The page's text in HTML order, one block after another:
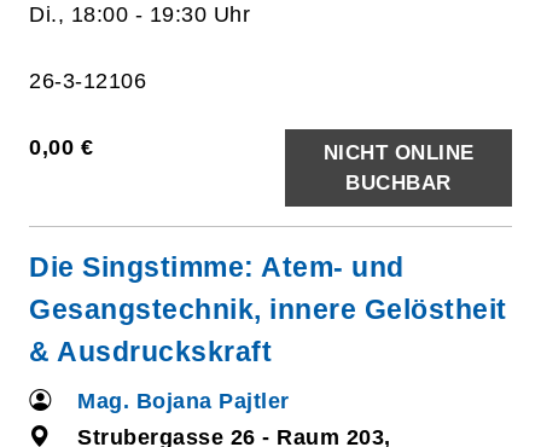
Di., 18:00 - 19:30 Uhr
26-3-12106
0,00 €
NICHT ONLINE
BUCHBAR
Die Singstimme: Atem- und
Gesangstechnik, innere Gelöstheit
& Ausdruckskraft
Mag. Bojana Pajtler
Strubergasse 26 - Raum 203,